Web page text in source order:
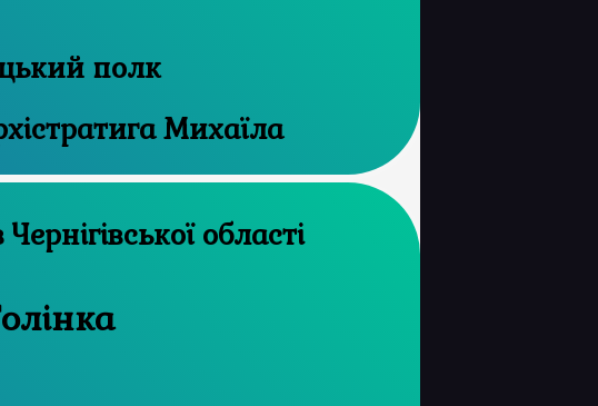
полк
Михаїла
Державний архів Чернігівської області